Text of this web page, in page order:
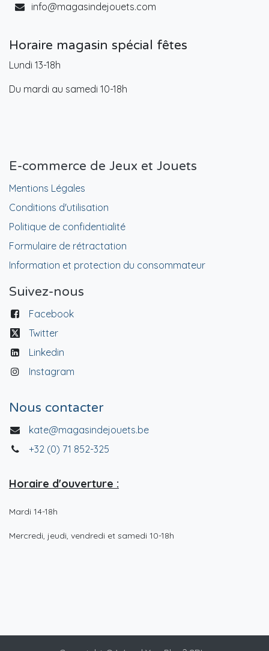
info@magasindejouets.com
Horaire magasin spécial fêtes
Lundi 13-18h
Du mardi au samedi 10-18h
E-commerce de Jeux et Jouets
Mentions Légales
Conditions d'utilisation
Politique de confidentialité
Formulaire de rétractation
Information et protection du consommateur
Suivez-nous
Facebook
Twitter
Linkedin
Instagram
Nous contacter
kate@magasindejouets.be
+32 (0) 71 852-325
Horaire d'ouverture :
Mardi 14-18h
Mercredi, jeudi, vendredi et samedi 10-18h